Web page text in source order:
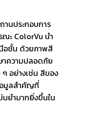
านประกอบการ
ะ ColorVu นำ
อชั้น ด้วยภาพสี
าความปลอดภัย
อย่างเช่น สีของ
อมูลสำคัญที่
ยำมากยิ่งขึ้นใน